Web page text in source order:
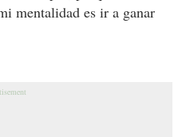
mentalidad es ir a ganar